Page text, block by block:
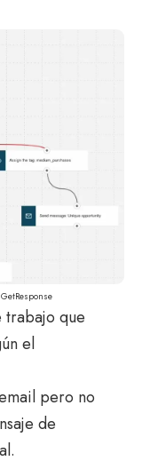
trabajo que
el
pero no
de